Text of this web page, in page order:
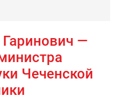
—
Чеченской